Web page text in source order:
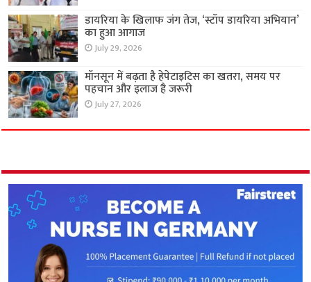
डायरिया के खिलाफ जंग तेज, ‘स्टॉप डायरिया अभियान’
का हुआ आगाज
July 29, 2026
मॉनसून में बढ़ता है हेपेटाइटिस का खतरा, समय पर
पहचान और इलाज है जरूरी
July 27, 2026